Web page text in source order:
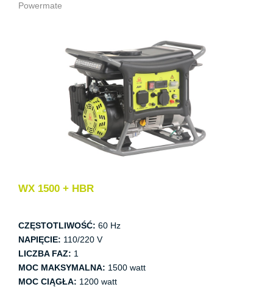
Powermate
WX 1500 + HBR
CZĘSTOTLIWOŚĆ: 60 Hz
NAPIĘCIE: 110/220 V
LICZBA FAZ: 1
MOC MAKSYMALNA: 1500 watt
MOC CIĄGŁA: 1200 watt